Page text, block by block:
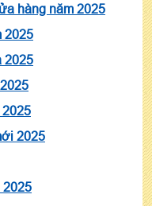
hàng năm 2025
2025
2025
2025
2025